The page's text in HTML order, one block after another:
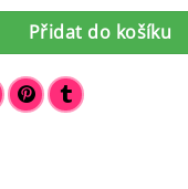
Přidat do košíku